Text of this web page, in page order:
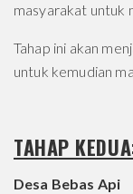
masyarakat untuk
Tahap ini akan
untuk kemudian
TAHAP
Desa Bebas Api